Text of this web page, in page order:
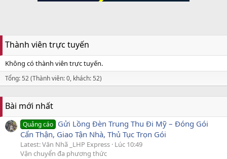
Thành viên trực tuyến
Không có thành viên trực tuyến.
Tổng: 52 (Thành viên: 0, khách: 52)
Bài mới nhất
Quảng cáo Gửi Lồng Đèn Trung Thu Đi Mỹ – Đóng Gói
Cẩn Thận, Giao Tận Nhà, Thủ Tục Trọn Gói
Latest: Văn Nhã _LHP Express Lúc 10:49
Vận chuyển đa phương thức